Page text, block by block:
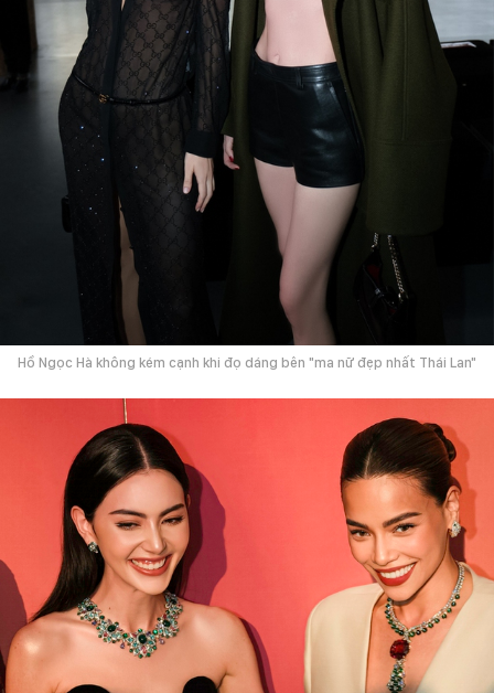
Hồ Ngọc Hà không kém cạnh khi đọ dáng bên "ma nữ đẹp nhất Thái Lan"